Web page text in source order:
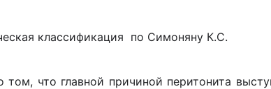
классификация по Симоняну К.С.
том, что главной причиной перитонита